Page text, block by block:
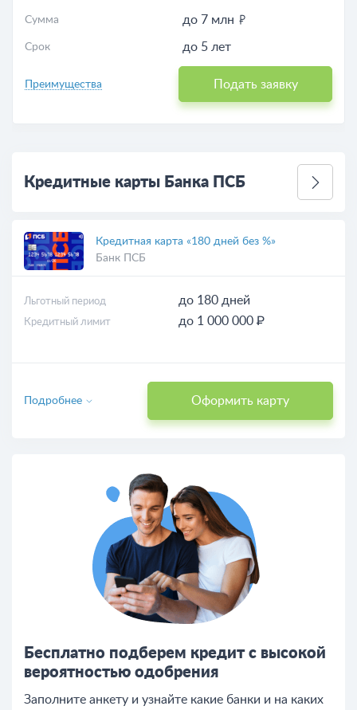
Сумма до 7 млн
Срок до 5 лет
Преимущества Подать заявку
Кредитные карты Банка ПСБ
Кредитная карта «180 дней без %»
Банк ПСБ
Льготный период до 180 дней
Кредитный лимит до 1 000 000 ₽
Оформить карту
Подробнее
Бесплатно подберем кредит с высокой
вероятностью одобрения
Заполните анкету и узнайте какие банки и на каких